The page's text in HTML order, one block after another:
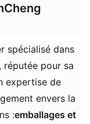
spécialisé dans
​, réputée pour sa
expertise de
envers la
:​emballages et